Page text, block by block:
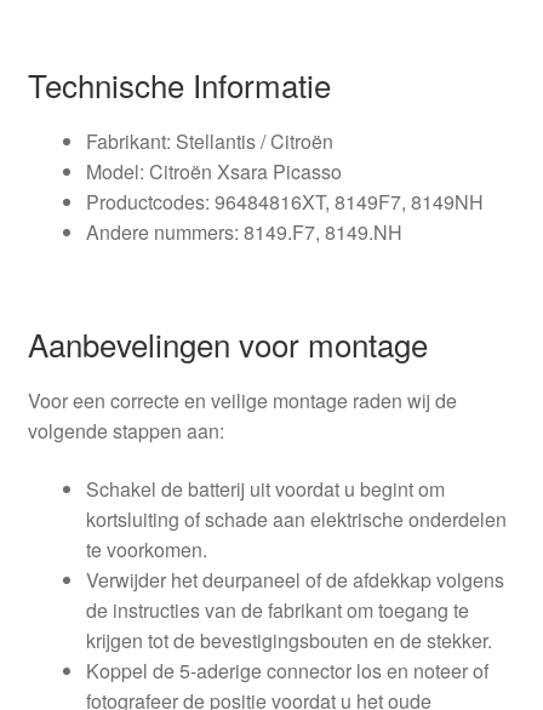
Technische Informatie
Fabrikant: Stellantis / Citroën
Model: Citroën Xsara Picasso
Productcodes: 96484816XT, 8149F7, 8149NH
Andere nummers: 8149.F7, 8149.NH
Aanbevelingen voor montage
Voor een correcte en veilige montage raden wij de
volgende stappen aan:
Schakel de batterij uit voordat u begint om
kortsluiting of schade aan elektrische onderdelen
te voorkomen.
Verwijder het deurpaneel of de afdekkap volgens
de instructies van de fabrikant om toegang te
krijgen tot de bevestigingsbouten en de stekker.
Koppel de 5-aderige connector los en noteer of
fotografeer de positie voordat u het oude